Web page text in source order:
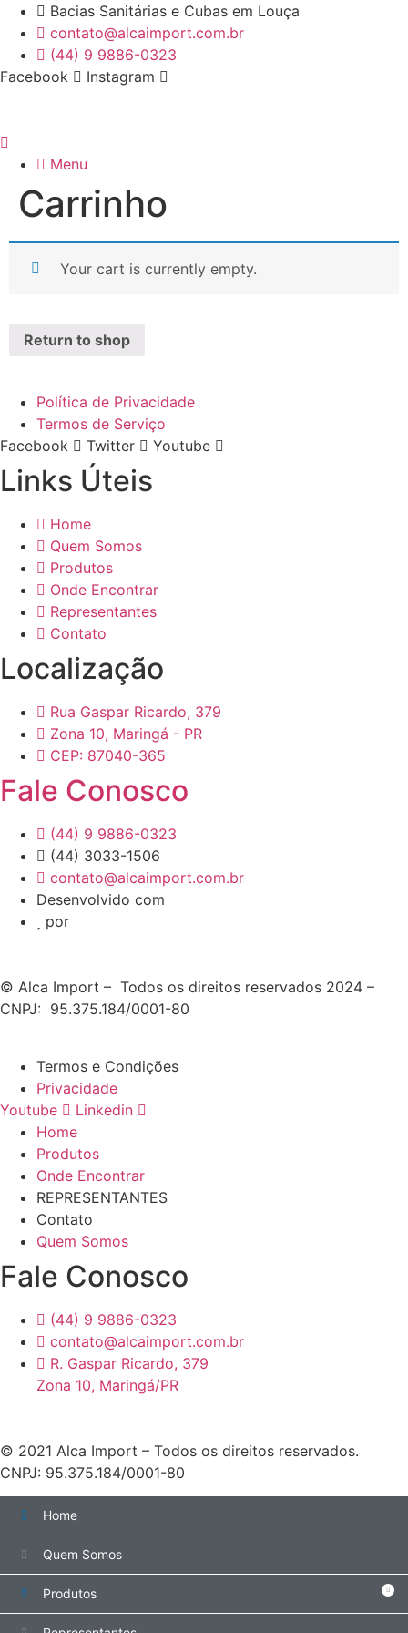
Skip
content
Bacias Sanitárias e Cubas em Louça
contato@alcaimport.com.br
(44) 9 9886-0323
Facebook
Instagram
Menu
Carrinho
Your cart is currently empty.
Return to shop
Política de Privacidade
Termos de Serviço
Facebook
Twitter Youtube
Links Úteis
Home
Quem Somos
Produtos
Onde Encontrar
Representantes
Contato
Localização
Rua Gaspar Ricardo, 379
Zona 10, Maringá - PR
CEP: 87040-365
Fale Conosco
(44) 9 9886-0323
(44) 3033-1506
contato@alcaimport.com.br
Desenvolvido com
por
© Alca Import – Todos os direitos reservados 2024 –
CNPJ: 95.375.184/0001-80
Termos e Condições
Privacidade
Youtube
Linkedin
Home
Produtos
Onde Encontrar
REPRESENTANTES
Contato
Quem Somos
Fale Conosco
(44) 9 9886-0323
contato@alcaimport.com.br
R. Gaspar Ricardo, 379
Zona 10, Maringá/PR
© 2021 Alca Import – Todos os direitos reservados.
CNPJ: 95.375.184/0001-80
Home
Quem Somos
Produtos